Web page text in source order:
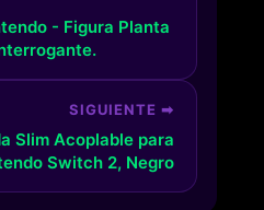
- Figura Planta
SIGUIENTE ➡
Slim Acoplable para
Switch 2, Negro